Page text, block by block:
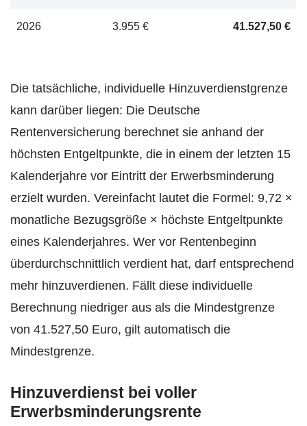
2026 3.955 € 41.527,50 €
Die tatsächliche, individuelle Hinzuverdienstgrenze
kann darüber liegen: Die Deutsche
Rentenversicherung berechnet sie anhand der
höchsten Entgeltpunkte, die in einem der letzten 15
Kalenderjahre vor Eintritt der Erwerbsminderung
erzielt wurden. Vereinfacht lautet die Formel: 9,72 ×
monatliche Bezugsgröße × höchste Entgeltpunkte
eines Kalenderjahres. Wer vor Rentenbeginn
überdurchschnittlich verdient hat, darf entsprechend
mehr hinzuverdienen. Fällt diese individuelle
Berechnung niedriger aus als die Mindestgrenze
von 41.527,50 Euro, gilt automatisch die
Mindestgrenze.
Hinzuverdienst bei voller
Erwerbsminderungsrente